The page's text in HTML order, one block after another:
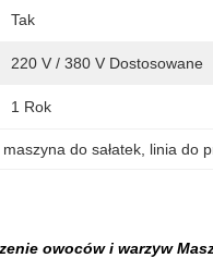
Tak
220 V / 380 V Dostosowane
1 Rok
maszyna do sałatek linia do
owoców i warzyw